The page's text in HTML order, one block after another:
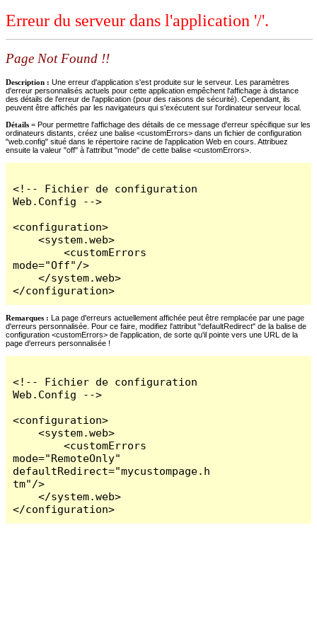
Erreur du serveur dans l'application '/'.
Page Not Found !!
Description : Une erreur d'application s'est produite sur le serveur. Les paramètres
d'erreur personnalisés actuels pour cette application empêchent l'affichage à distance
des détails de l'erreur de l'application (pour des raisons de sécurité). Cependant, ils
peuvent être affichés par les navigateurs qui s'exécutent sur l'ordinateur serveur local.
Détails = Pour permettre l'affichage des détails de ce message d'erreur spécifique sur les
ordinateurs distants, créez une balise <customErrors> dans un fichier de configuration
"web.config" situé dans le répertoire racine de l'application Web en cours. Attribuez
ensuite la valeur "off" à l'attribut "mode" de cette balise <customErrors>.
<!-- Fichier de configuration
Web.Config -->
<configuration>
    <system.web>
        <customErrors
mode="Off"/>
    </system.web>
</configuration>
Remarques : La page d'erreurs actuellement affichée peut être remplacée par une page
d'erreurs personnalisée. Pour ce faire, modifiez l'attribut "defaultRedirect" de la balise de
configuration <customErrors> de l'application, de sorte qu'il pointe vers une URL de la
page d'erreurs personnalisée !
<!-- Fichier de configuration
Web.Config -->
<configuration>
    <system.web>
        <customErrors
mode="RemoteOnly"
defaultRedirect="mycustompage.h
tm"/>
    </system.web>
</configuration>